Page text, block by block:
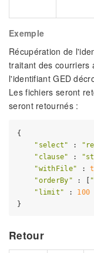
Exemple
Récupération de
traitant des courriers
l'identifiant GED
Les fichiers seront
seront retournés :
{
"select"
:
"clause"
:
"withFile" :
"orderBy" : [
"limit" : 100
Retour